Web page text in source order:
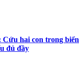
hai con trong
đủ đầy